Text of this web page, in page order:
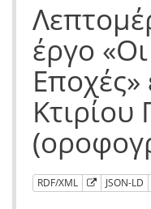
έργο
Εποχές»
Κτιρίου
RDF/XML JSON-LD